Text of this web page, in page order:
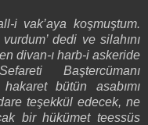
i vak’aya koşmuştum.
dedi ve silahını
divan-ı harb-i askeride
Baştercümanı
hakaret bütün asabımı
teşekkül edecek, ne
bir hükümet teessüs